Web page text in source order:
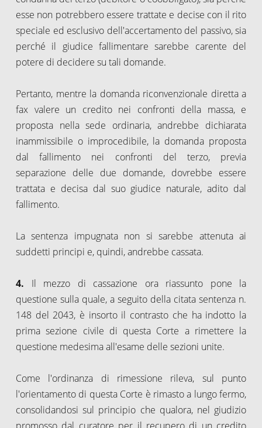
esse non potrebbero essere trattate e decise con il rito
speciale ed esclusivo dell'accertamento del passivo, sia
perché il giudice fallimentare sarebbe carente del
potere di decidere su tali domande.
Pertanto, mentre la domanda riconvenzionale diretta a
fax valere un credito nei confronti della massa, e
proposta nella sede ordinaria, andrebbe dichiarata
inammissibile o improcedibile, la domanda proposta
dal fallimento nei confronti del terzo, previa
separazione delle due domande, dovrebbe essere
trattata e decisa dal suo giudice naturale, adito dal
fallimento.
La sentenza impugnata non si sarebbe attenuta ai
suddetti principi e, quindi, andrebbe cassata.
4. Il mezzo di cassazione ora riassunto pone la
questione sulla quale, a seguito della citata sentenza n.
148 del 2043, è insorto il contrasto che ha indotto la
prima sezione civile di questa Corte a rimettere la
questione medesima all'esame delle sezioni unite.
Come l'ordinanza di rimessione rileva, sul punto
l'orientamento di questa Corte è rimasto a lungo fermo,
consolidandosi sul principio che qualora, nel giudizio